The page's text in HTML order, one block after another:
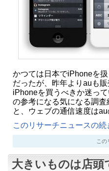
かつては日本でiPhoneを
だったが、昨年よりauも
iPhoneを買うべきか迷っ
の参考になる気になる調
と、ウェブの通信速度は
このリサーチニュースの続
この
大きいものは店